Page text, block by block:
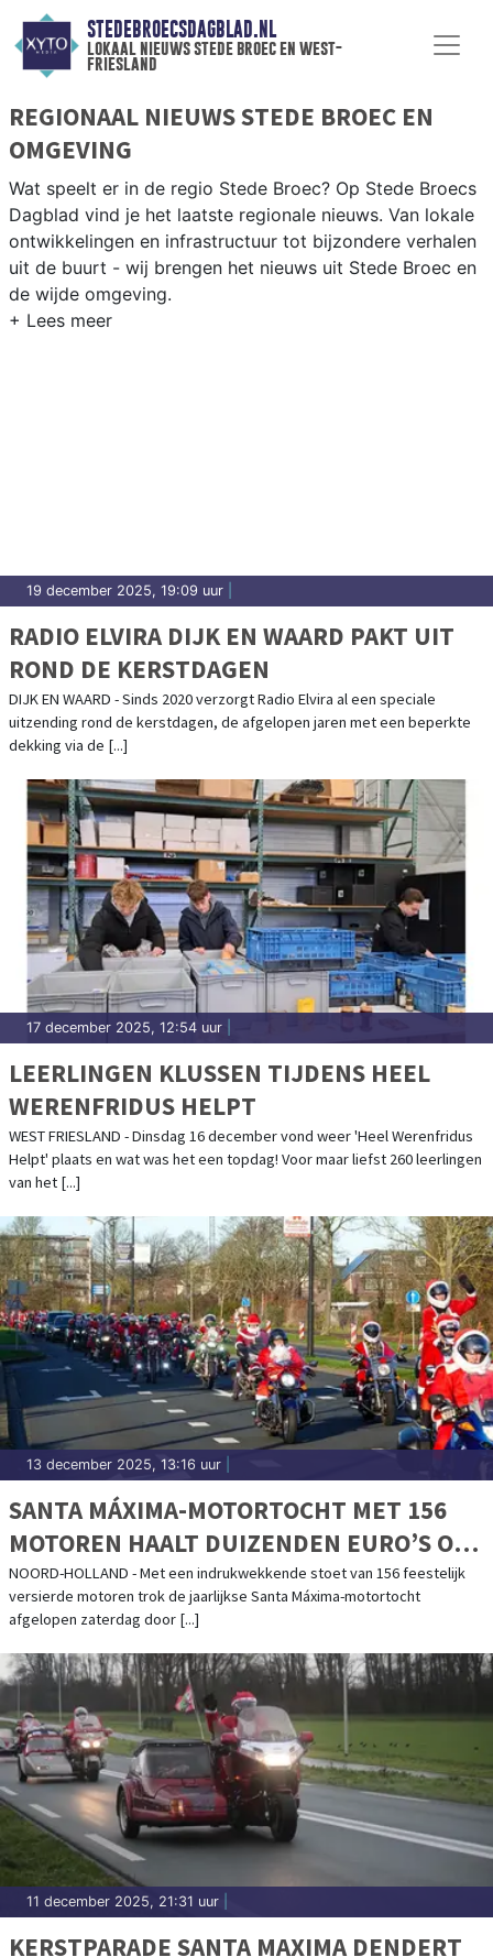
STEDEBROECSDAGBLAD.NL
lokaal nieuws stede broec en west-
friesland
REGIONAAL NIEUWS STEDE BROEC EN
OMGEVING
Wat speelt er in de regio Stede Broec? Op Stede Broecs
Dagblad vind je het laatste regionale nieuws. Van lokale
ontwikkelingen en infrastructuur tot bijzondere verhalen
uit de buurt - wij brengen het nieuws uit Stede Broec en
de wijde omgeving.
19 december 2025, 19:09 uur
RADIO ELVIRA DIJK EN WAARD PAKT UIT
ROND DE KERSTDAGEN
DIJK EN WAARD - Sinds 2020 verzorgt Radio Elvira al een speciale
uitzending rond de kerstdagen, de afgelopen jaren met een beperkte
dekking via de [...]
17 december 2025, 12:54 uur
LEERLINGEN KLUSSEN TIJDENS HEEL
WERENFRIDUS HELPT
WEST FRIESLAND - Dinsdag 16 december vond weer 'Heel Werenfridus
Helpt' plaats en wat was het een topdag! Voor maar liefst 260 leerlingen
van het [...]
13 december 2025, 13:16 uur
SANTA MÁXIMA-MOTORTOCHT MET 156
MOTOREN HAALT DUIZENDEN EURO’S OP
VOOR ZIEKE KINDEREN
NOORD-HOLLAND - Met een indrukwekkende stoet van 156 feestelijk
versierde motoren trok de jaarlijkse Santa Máxima-motortocht
afgelopen zaterdag door [...]
11 december 2025, 21:31 uur
KERSTPARADE SANTA MAXIMA DENDERT